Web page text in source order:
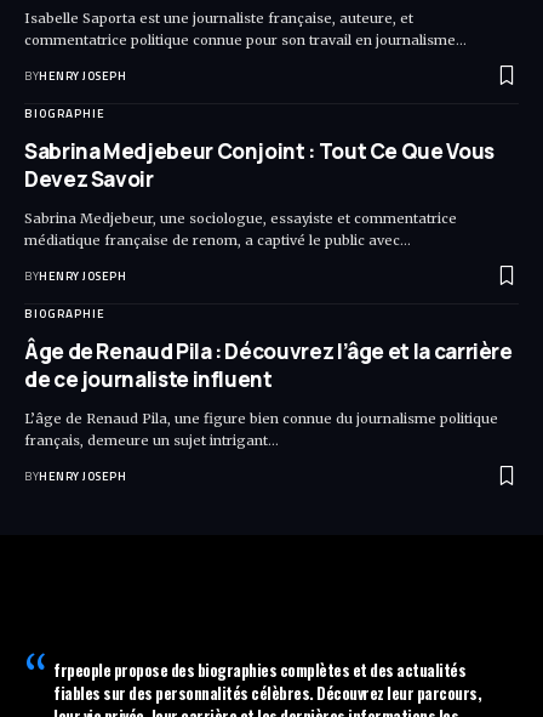
Isabelle Saporta est une journaliste française, auteure, et
commentatrice politique connue pour son travail en journalisme…
BYHENRY JOSEPH
BIOGRAPHIE
Sabrina Medjebeur Conjoint : Tout Ce Que Vous
Devez Savoir
Sabrina Medjebeur, une sociologue, essayiste et commentatrice
médiatique française de renom, a captivé le public avec…
BYHENRY JOSEPH
BIOGRAPHIE
Âge de Renaud Pila : Découvrez l’âge et la carrière
de ce journaliste influent
L’âge de Renaud Pila, une figure bien connue du journalisme politique
français, demeure un sujet intrigant…
BYHENRY JOSEPH
frpeoplepropose des biographies complètes et des actualités
fiables sur des personnalités célèbres. Découvrez leur parcours,